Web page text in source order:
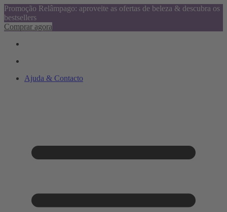
Promoção Relâmpago: aproveite as ofertas de beleza & descubra os
bestsellers
Comprar agora
Ajuda & Contacto